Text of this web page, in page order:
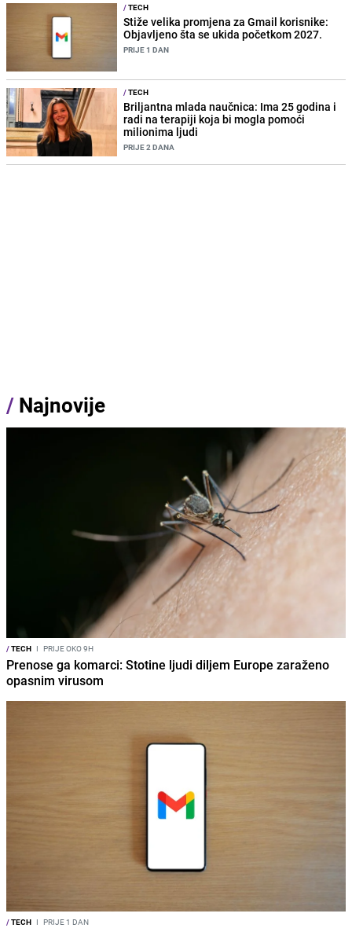
/TECH
Stiže velika promjena za Gmail korisnike:
Objavljeno šta se ukida početkom 2027.
PRIJE 1 DAN
/TECH
Briljantna mlada naučnica: Ima 25 godina i
radi na terapiji koja bi mogla pomoći
milionima ljudi
PRIJE 2 DANA
/ Najnovije
/TECH I PRIJE OKO 9H
Prenose ga komarci: Stotine ljudi diljem Europe zaraženo
opasnim virusom
/TECH I PRIJE 1 DAN